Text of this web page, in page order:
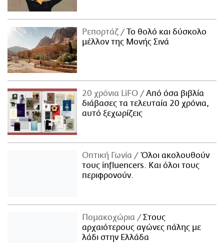
Ρεπορτάζ
Το θολό και δύσκολο
μέλλον της Μονής Σινά
20 χρόνια LiFO
Από όσα βιβλία
διάβασες τα τελευταία 20 χρόνια,
αυτό ξεχωρίζεις
Οπτική Γωνία
Όλοι ακολουθούν
τους influencers. Και όλοι τους
περιφρονούν.
Πομακοχώρια
Στους
αρχαιότερους αγώνες πάλης με
λάδι στην Ελλάδα